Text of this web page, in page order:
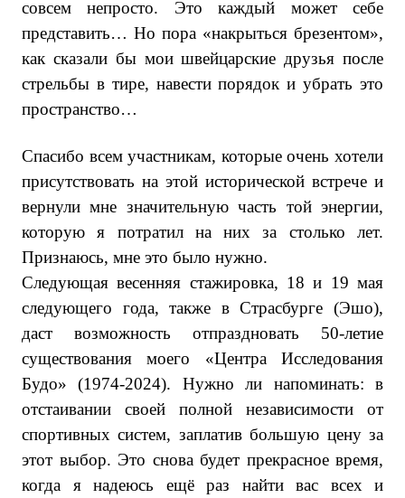
совсем непросто. Это каждый может себе
представить… Но пора «накрыться брезентом»,
как сказали бы мои швейцарские друзья после
стрельбы в тире, навести порядок и убрать это
пространство…
Спасибо всем участникам, которые очень хотели
присутствовать на этой исторической встрече и
вернули мне значительную часть той энергии,
которую я потратил на них за столько лет.
Признаюсь, мне это было нужно.
Следующая весенняя стажировка, 18 и 19 мая
следующего года, также в Страсбурге (Эшо),
даст возможность отпраздновать 50-летие
существования моего «Центра Исследования
Будо» (1974-2024). Нужно ли напоминать: в
отстаивании своей полной независимости от
спортивных систем, заплатив большую цену за
этот выбор. Это снова будет прекрасное время,
когда я надеюсь ещё раз найти вас всех и